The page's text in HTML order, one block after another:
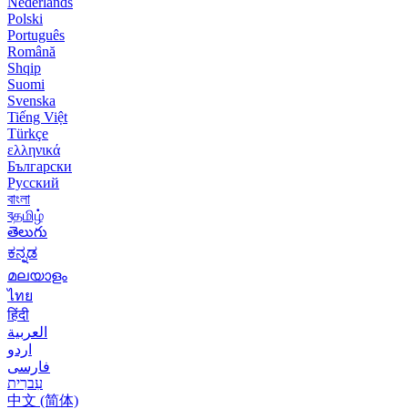
Polski
Português
Română
Shqip
Suomi
Svenska
Tiếng Việt
Türkçe
ελληνικά
Български
Русский
বাংলা
বதமிழ்
తెలుగు
ಕನ್ನಡ
മലയാളം
ไทย
हिंदी
العربية
اردو
فارسی
עִברִית
中文 (简体)